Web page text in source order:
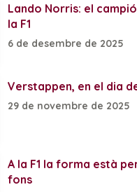
Lando Norris: el
la F1
6 de desembre de 2025
Verstappen, en el dia
29 de novembre de 2025
A la F1 la forma està
fons